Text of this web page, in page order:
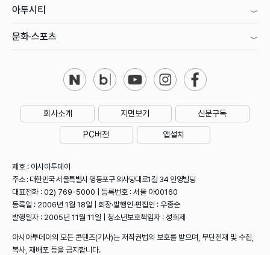
아투시티
문화·스포츠
회사소개 지면보기 신문구독
PC버전 앱설치
제호 : 아시아투데이
주소 : 대한민국 서울특별시 영등포구 의사당대로1길 34 인영빌딩
대표전화 : 02) 769-5000 | 등록번호 : 서울 아00160
등록일 : 2006년 1월 18일 | 회장·발행인·편집인 : 우종순
발행일자 : 2005년 11월 11일 | 청소년보호책임자 : 성희제
아시아투데이의 모든 콘텐츠(기사)는 저작권법의 보호를 받으며, 무단전재 및 수집,
복사, 재배포 등을 금지합니다.